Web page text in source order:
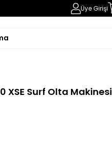
Üye Girişi
XSE Surf Olta Makinesi